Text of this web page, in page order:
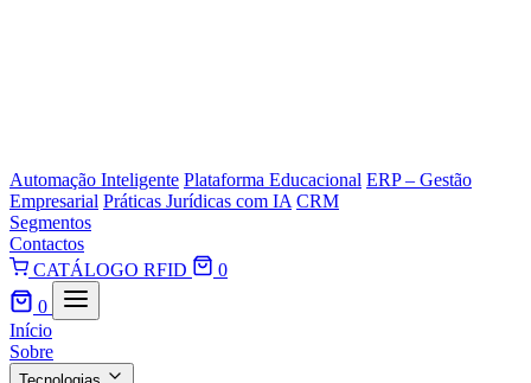
Automação Inteligente Plataforma Educacional ERP – Gestão
Empresarial Práticas Jurídicas com IA CRM
Segmentos
Contactos
CATÁLOGO RFID
0
0
Início
Sobre